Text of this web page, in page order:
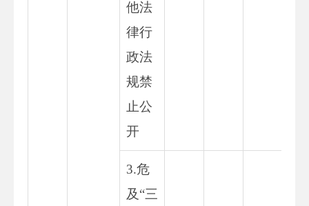
他法
律行
政法
规禁
止公
开
3.危
及“三